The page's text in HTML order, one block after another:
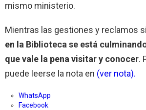
mismo ministerio.
Mientras las gestiones y reclamos
en la Biblioteca se está
que vale la pena visitar y conocer.
puede leerse la nota en (ver nota).
WhatsApp
Facebook